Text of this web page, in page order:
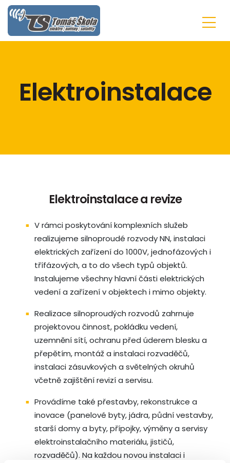
Elektroinstalace
Elektroinstalace a revize
​V rámci poskytování komplexních služeb
realizujeme silnoproudé rozvody NN, instalaci
elektrických zařízení do 1000V, jednofázových i
třífázových, a to do všech typů objektů.
Instalujeme všechny hlavní části elektrických
vedení a zařízení v objektech i mimo objekty.
Realizace silnoproudých rozvodů zahrnuje
projektovou činnost, pokládku vedení,
uzemnění sítí, ochranu před úderem blesku a
přepětím, montáž a instalaci rozvaděčů,
instalaci zásuvkových a světelných okruhů
včetně zajištění revizí a servisu.
Provádíme také přestavby, rekonstrukce a
inovace (panelové byty, jádra, půdní vestavby,
starší domy a byty, přípojky, výměny a servisy
elektroinstalačního materiálu, jističů,
rozvaděčů). Na každou novou instalaci i